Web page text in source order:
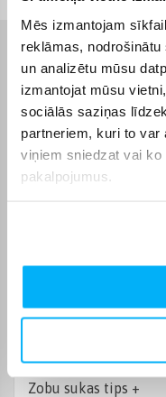
Mēs izmantojam
reklāmas,
un analizētu mūsu
izmantojat mūsu
sociālās saziņas
partneriem, kuri to
viņiem sniedzat vai
pakalpojumus.
Raksturlielumi
Ražotājs
Enerģijas avota veids
Baterijas darbības
Ātruma pozīciju
Zobu sukas tips +